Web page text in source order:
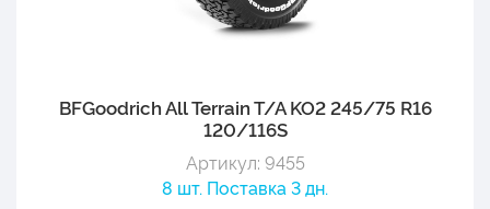
BFGoodrich All Terrain T/A KO2 245/75 R16
120/116S
Артикул: 9455
8 шт. Поставка 3 дн.